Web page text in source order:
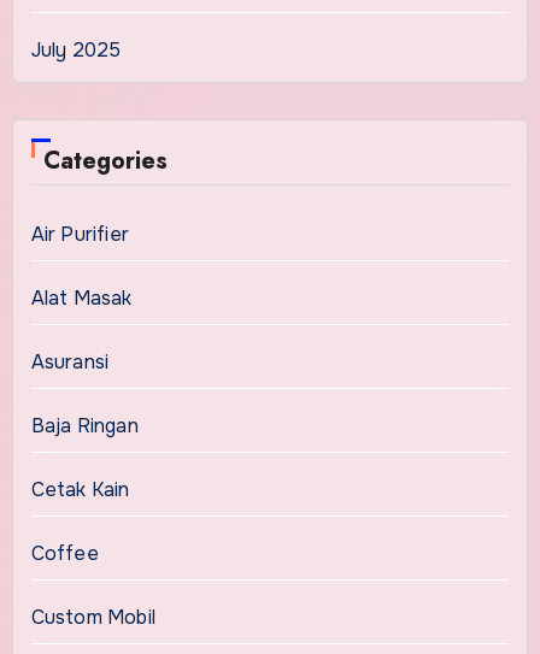
July 2025
Categories
Air Purifier
Alat Masak
Asuransi
Baja Ringan
Cetak Kain
Coffee
Custom Mobil